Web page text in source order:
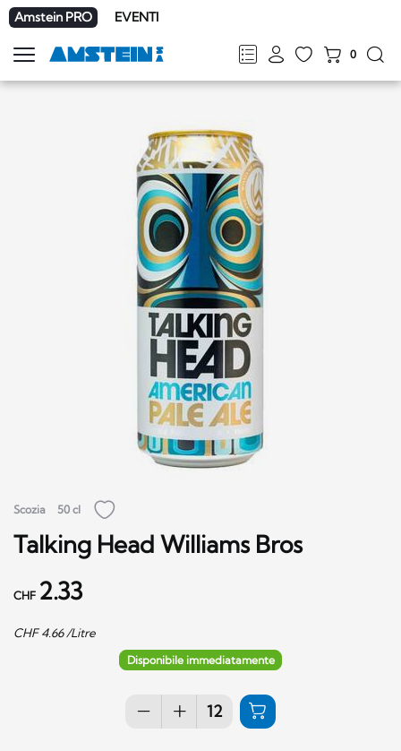
Amstein PRO EVENTI
FRDEENIT
0
Mostra
la
Scozia 50 cl
Talking Head Williams Bros
CHF 2.33
CHF4.66/Litre
Disponibile immediatamente